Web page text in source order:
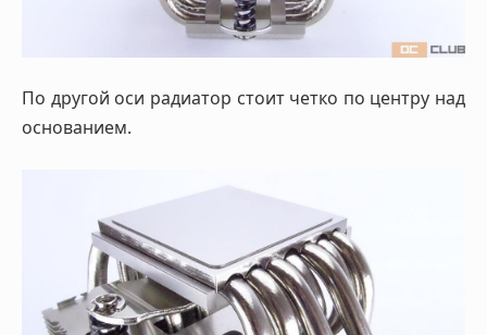
По другой оси радиатор стоит четко по центру над
основанием.